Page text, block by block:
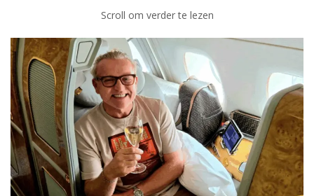
Scroll om verder te lezen